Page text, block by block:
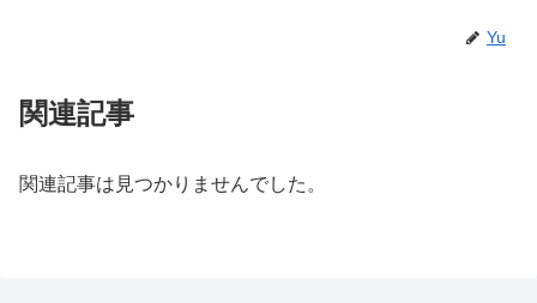
Yu
関連記事
関連記事は見つかりませんでした。